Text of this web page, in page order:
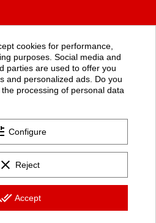
OK
sont protégés par google Recaptcha (
etconditions d'utilisation).
CLIENTS
cookies for performance,
purposes. Social media and
parties are used to offer you
and personalized ads. Do you
processing of personal data
Configure
clear Reject
Accept